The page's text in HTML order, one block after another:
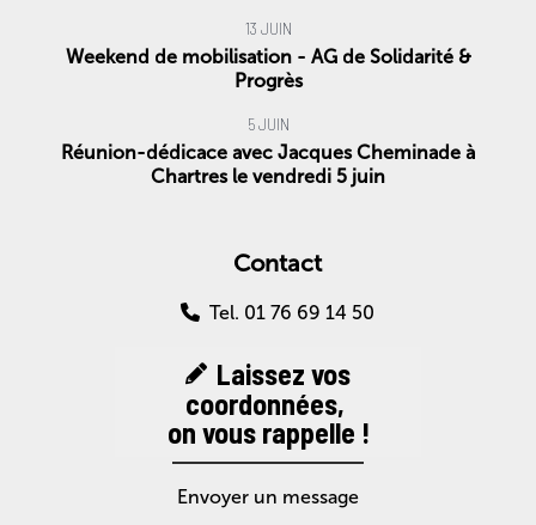
13 JUIN
Weekend de mobilisation - AG de Solidarité &
Progrès
5 JUIN
Réunion-dédicace avec Jacques Cheminade à
Chartres le vendredi 5 juin
Contact
Tel. 01 76 69 14 50
Laissez vos
coordonnées,
on vous rappelle !
Envoyer un message